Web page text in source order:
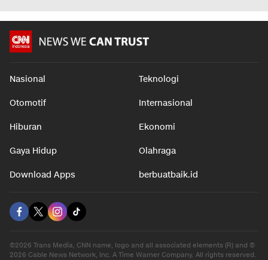
Nasional Teknologi
Otomotif Internasional
Hiburan Ekonomi
Gaya Hidup Olahraga
Download Apps berbuatbaik.id
©2026 Trans Media, CNN name, logo and all associated elements (R) and ©
2026 Cable News Network, Inc. A Time Warner Company. All rights reserved.